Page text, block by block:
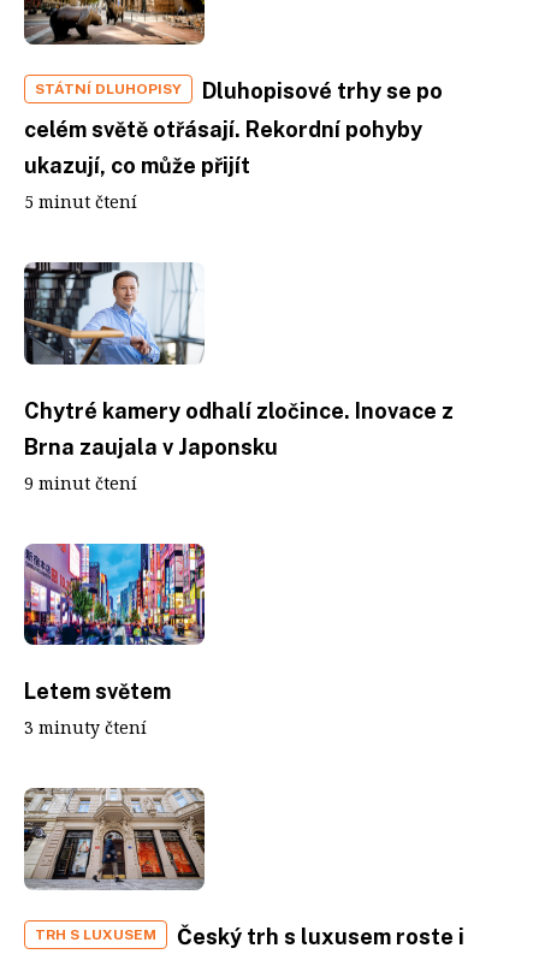
STÁTNÍ DLUHOPISY
Dluhopisové trhy se po
celém světě otřásají. Rekordní pohyby
ukazují, co může přijít
5 minut čtení
Chytré kamery odhalí zločince. Inovace z
Brna zaujala v Japonsku
9 minut čtení
Letem světem
3 minuty čtení
TRH S LUXUSEM
Český trh s luxusem roste i